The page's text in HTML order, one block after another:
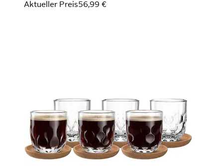
Aktueller Preis56,99 €